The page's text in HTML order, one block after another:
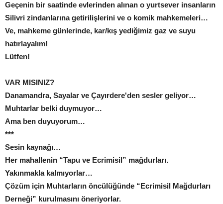
Geçenin bir saatinde evlerinden alınan o yurtsever insanların
Silivri zindanlarına getirilişlerini ve o komik mahkemeleri…
Ve, mahkeme günlerinde, kar/kış yediğimiz gaz ve suyu
hatırlayalım!
Lütfen!
VAR MISINIZ?
Danamandra, Sayalar ve Çayırdere'den sesler geliyor…
Muhtarlar belki duymuyor…
Ama ben duyuyorum…
***
Sesin kaynağı…
Her mahallenin “Tapu ve Ecrimisil” mağdurları.
Yakınmakla kalmıyorlar…
Çözüm için Muhtarların öncülüğünde “Ecrimisil Mağdurları
Derneği” kurulmasını öneriyorlar.